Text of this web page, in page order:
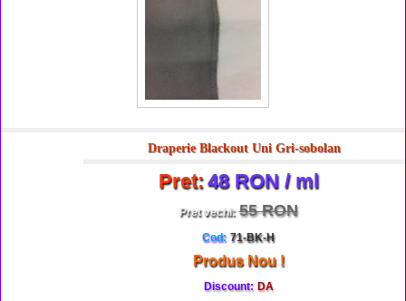
Draperie Blackout Uni Gri-sobolan
Pret:48 RON / ml
Pret vechi: 55 RON
Cod: 71-BK-H
Produs Nou !
Discount: DA